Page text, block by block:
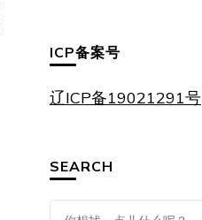
ICP备案号
辽ICP备19021291号
SEARCH